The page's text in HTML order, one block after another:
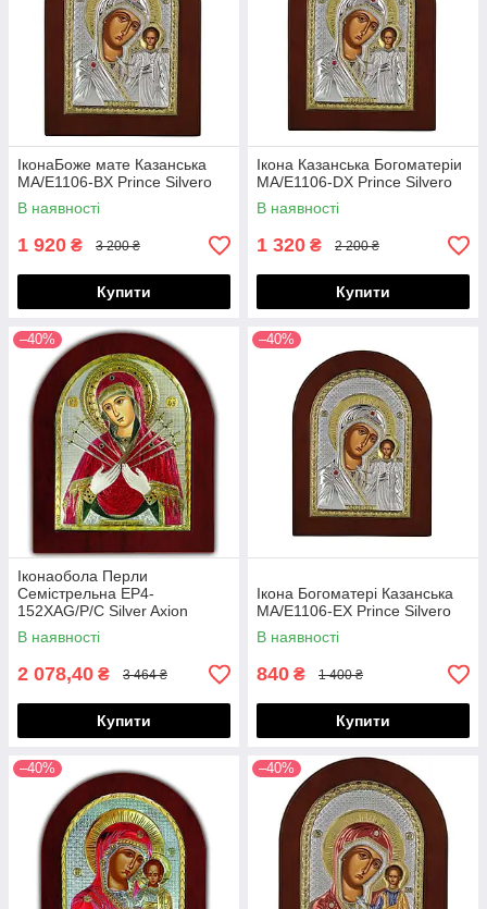
ІконаБоже мате Казанська
MA/E1106-BX Prince Silvero
В наявності
1 920 ₴ 3 200 ₴
Купити
Ікона Казанська Богоматеріи
MA/E1106-DX Prince Silvero
В наявності
1 320 ₴ 2 200 ₴
Купити
–40%
Іконаобола Перли
Семістрельна EP4-
152XAG/P/C Silver Axion
В наявності
2 078,40 ₴ 3 464 ₴
Купити
–40%
Ікона Богоматері Казанська
MA/E1106-EX Prince Silvero
В наявності
840 ₴ 1 400 ₴
Купити
–40% –40%